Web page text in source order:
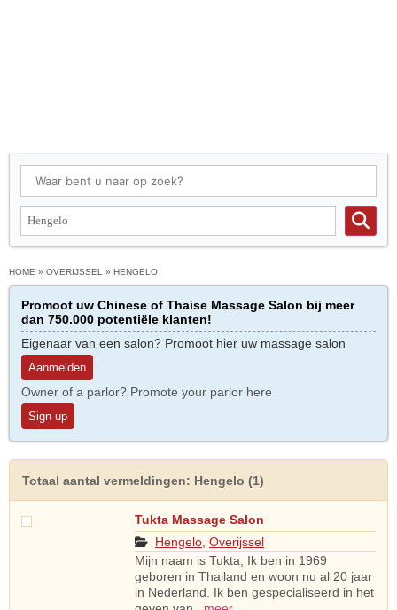
HOME » OVERIJSSEL » HENGELO
Promoot uw Chinese of Thaise Massage Salon bij meer
dan 750.000 potentiële klanten!
Eigenaar van een salon? Promoot hier uw massage salon
Aanmelden
Owner of a parlor? Promote your parlor here
Sign up
Totaal aantal vermeldingen: Hengelo (1)
Tukta Massage Salon
Hengelo Overijssel
Mijn naam is Tukta, Ik ben in 1969
geboren in Thailand en woon nu al 20 jaar
in Nederland. Ik ben gespecialiseerd in het